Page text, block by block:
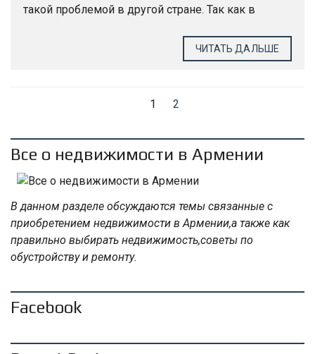
такой проблемой в другой стране. Так как в
интуицию и имеющиеся знание....ЧИТАТЬ ДАЛЬШЕ
1 2
Все о недвижимости в Армении
В данном разделе обсуждаются темы связанные с
приобретением недвижимости в Армении,а также как
правильно выбирать недвижимость,советы по
обустройству и ремонту.
Facebook